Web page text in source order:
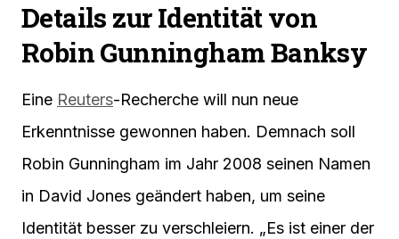
Details zur Identität von
Robin Gunningham Banksy
Eine Reuters-Recherche will nun neue
Erkenntnisse gewonnen haben. Demnach soll
Robin Gunningham im Jahr 2008 seinen Namen
in David Jones geändert haben, um seine
Identität besser zu verschleiern. „Es ist einer der